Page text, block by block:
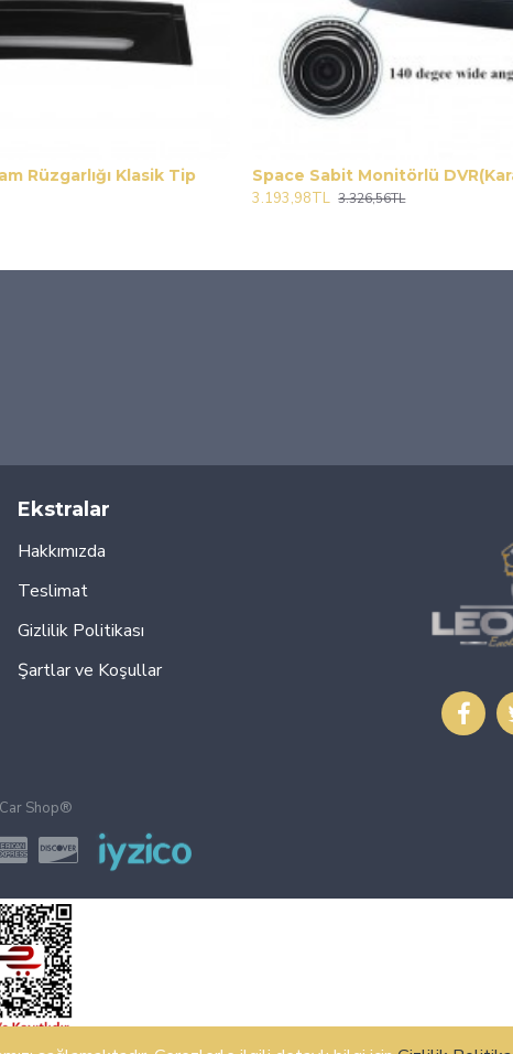
Rüzgarlığı Klasik Tip
Space Sabit Monitörlü
3.193,98TL 3.326,56TL
Ekstralar
Hakkımızda
Teslimat
Gizlilik Politikası
Şartlar ve Koşullar
Shop®